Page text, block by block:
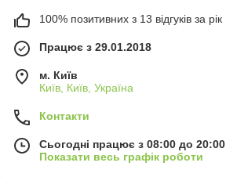
100% позитивних з 13 відгуків за рік
Працює з 29.01.2018
м. Київ
Київ, Київ, Україна
Контакти
Сьогодні працює з 08:00 до 20:00
Показати весь графік роботи